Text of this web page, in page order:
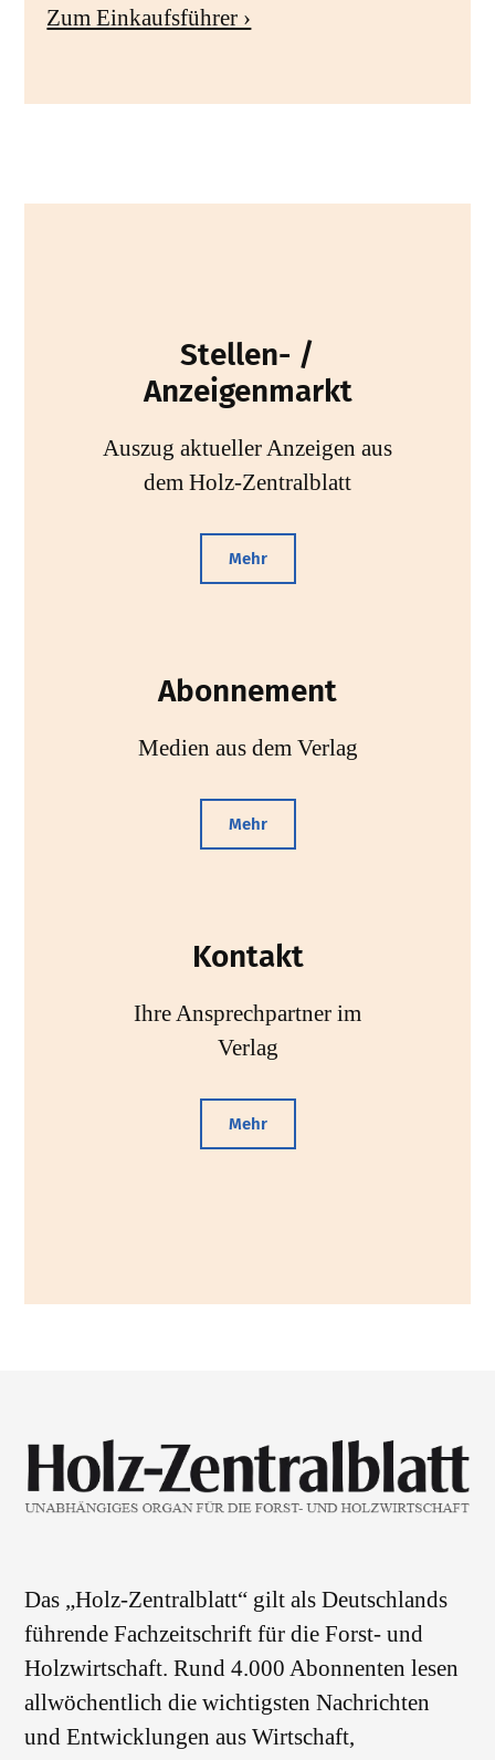
Zum Einkaufsführer ›
Stellen- /
Anzeigenmarkt
Auszug aktueller Anzeigen aus
dem Holz-Zentralblatt
Mehr
Abonnement
Medien aus dem Verlag
Mehr
Kontakt
Ihre Ansprechpartner im
Verlag
Mehr
Das „Holz-Zentralblatt“ gilt als Deutschlands
führende Fachzeitschrift für die Forst- und
Holzwirtschaft. Rund 4.000 Abonnenten lesen
allwöchentlich die wichtigsten Nachrichten
und Entwicklungen aus Wirtschaft,